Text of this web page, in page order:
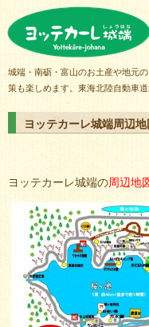
城端・南砺・富山のお土産や地元
策も楽しめます。東海北陸自動車
ヨッテカーレ城端周辺
ヨッテカーレ城端の周辺地